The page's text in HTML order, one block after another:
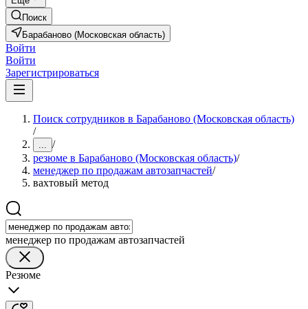
Поиск
Барабаново (Московская область)
Войти
Войти
Зарегистрироваться
Поиск сотрудников в Барабаново (Московская область)
/
... /
резюме в Барабаново (Московская область)/
менеджер по продажам автозапчастей/
вахтовый метод
менеджер по продажам автозапчастей
Резюме